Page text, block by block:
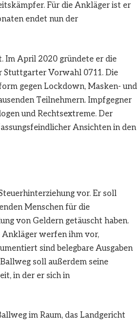
Für die Ankläger ist er
endet nun der
Im April 2020 gründete er die
Stuttgarter Vorwahl 0711. Die
gegen Lockdown, Masken- und
Teilnehmern. Impfgegner
und Rechtsextreme. Der
Ansichten in den
vor. Er soll
Menschen für die
von Geldern getäuscht haben.
Ankläger werfen ihm vor,
sind belegbare Ausgaben
soll außerdem seine
in der er sich in
im Raum, das Landgericht